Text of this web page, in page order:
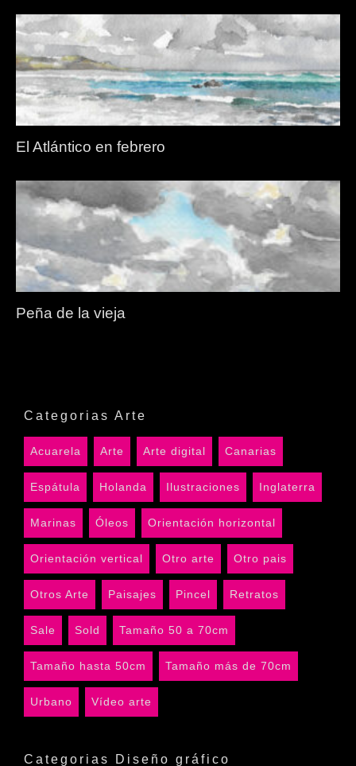
El Atlántico en febrero
Peña de la vieja
Categorias Arte
Acuarela Arte Arte digital Canarias
Espátula Holanda Ilustraciones Inglaterra
Marinas Óleos Orientación horizontal
Orientación vertical Otro arte Otro pais
Otros Arte Paisajes Pincel Retratos
Sale Sold Tamaño 50 a 70cm
Tamaño hasta 50cm Tamaño más de 70cm
Urbano Vídeo arte
Categorias Diseño gráfico